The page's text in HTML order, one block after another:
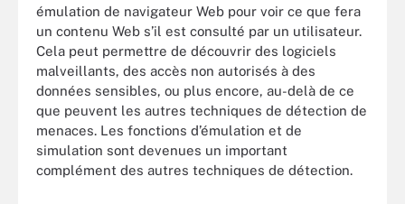
émulation de navigateur Web pour voir ce que fera
un contenu Web s’il est consulté par un utilisateur.
Cela peut permettre de découvrir des logiciels
malveillants, des accès non autorisés à des
données sensibles, ou plus encore, au-delà de ce
que peuvent les autres techniques de détection de
menaces. Les fonctions d’émulation et de
simulation sont devenues un important
complément des autres techniques de détection.